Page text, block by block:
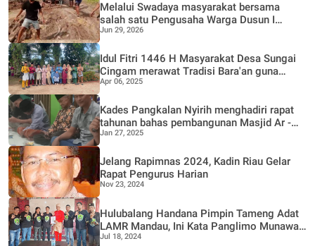
Melalui Swadaya masyarakat bersama
salah satu Pengusaha Warga Dusun I
Bantal Jaya Bergotong Royong Perbaiki
Jalan Rusak
Jun 29, 2026
Idul Fitri 1446 H Masyarakat Desa Sungai
Cingam merawat Tradisi Bara'an guna
mempererat Silaturrahmi
Apr 06, 2025
Kades Pangkalan Nyirih menghadiri rapat
tahunan bahas pembangunan Masjid Ar -
Ridwan dan Poskamling bersama warga
Dusun II
Jan 27, 2025
Jelang Rapimnas 2024, Kadin Riau Gelar
Rapat Pengurus Harian
Nov 23, 2024
Hulubalang Handana Pimpin Tameng Adat
LAMR Mandau, Ini Kata Panglimo Munawar
Rosidi
Jul 18, 2024